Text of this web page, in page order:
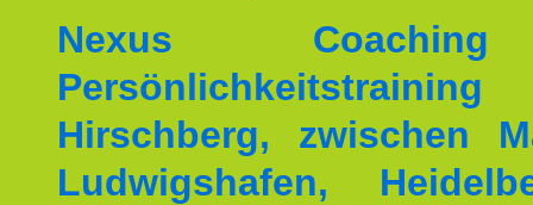
Nexus
Hirschberg, zwischen
Ludwigshafen,